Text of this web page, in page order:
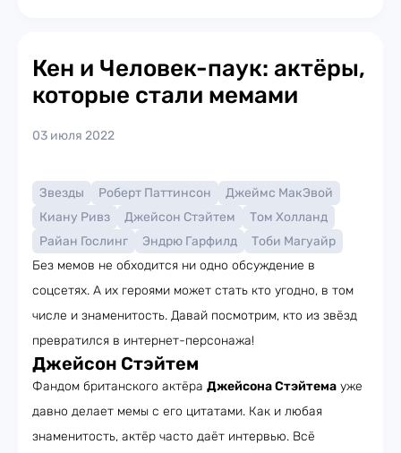
Кен и Человек-паук: актёры,
которые стали мемами
03 июля 2022
Звезды Роберт Паттинсон
Джеймс МакЭвой
Киану Ривз
Джейсон Стэйтем
Том Холланд
Райан Гослинг
Эндрю Гарфилд
Тоби Магуайр
Без мемов не обходится ни одно обсуждение в
соцсетях. А их героями может стать кто угодно, в том
числе и знаменитость. Давай посмотрим, кто из звёзд
превратился в интернет-персонажа!
Джейсон Стэйтем
Фандом британского актёра Джейсона Стэйтема уже
давно делает мемы с его цитатами. Как и любая
знаменитость, актёр часто даёт интервью. Всё